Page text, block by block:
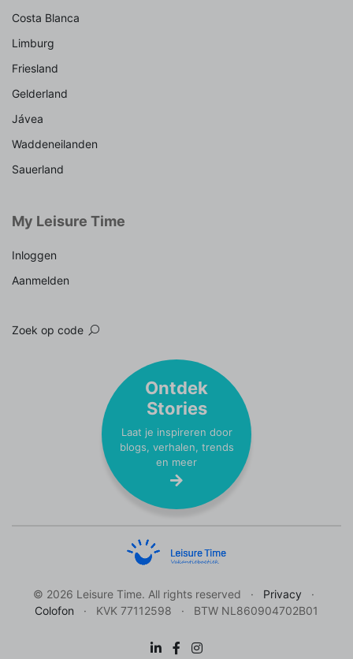
Costa Blanca
Limburg
Friesland
Gelderland
Jávea
Waddeneilanden
Sauerland
My Leisure Time
Inloggen
Aanmelden
Zoek op code
Ontdek
Stories
Laat je inspireren door
blogs, verhalen, trends
en meer
© 2026 Leisure Time. All rights reserved
Privacy
Colofon
KVK 77112598 BTW NL860904702B01